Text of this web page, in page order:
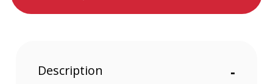
Description -